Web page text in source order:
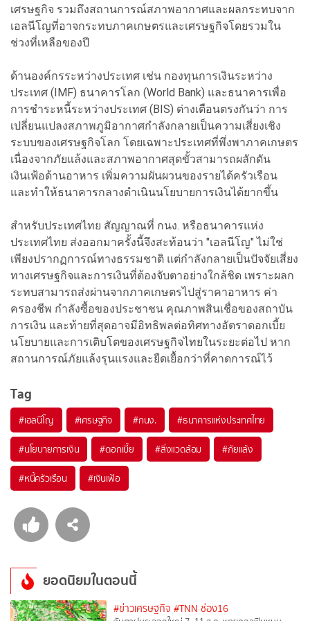
เศรษฐกิจ รวมถึงสถานการณ์สภาพอากาศและผลกระทบจาก
เอลนีโญที่อาจกระทบภาคเกษตรและเศรษฐกิจโดยรวมใน
ช่วงที่เหลือของปี
ด้านองค์กรระหว่างประเทศ เช่น กองทุนการเงินระหว่าง
ประเทศ (IMF) ธนาคารโลก (World Bank) และธนาคารเพื่อ
การชำระหนี้ระหว่างประเทศ (BIS) ต่างเตือนตรงกันว่า การ
เปลี่ยนแปลงสภาพภูมิอากาศกำลังกลายเป็นความเสี่ยงเชิง
ระบบของเศรษฐกิจโลก โดยเฉพาะประเทศที่พึ่งพาภาคเกษตร
เนื่องจากภัยแล้งและสภาพอากาศสุดขั้วสามารถผลักดัน
เงินเฟ้อด้านอาหาร เพิ่มความผันผวนของรายได้ครัวเรือน
และทำให้ธนาคารกลางดำเนินนโยบายการเงินได้ยากขึ้น
สำหรับประเทศไทย สัญญาณที่ กนง. หรือธนาคารแห่ง
ประเทศไทย ส่งออกมาครั้งนี้จึงสะท้อนว่า "เอลนีโญ" ไม่ใช่
เพียงปรากฏการณ์ทางธรรมชาติ แต่กำลังกลายเป็นปัจจัยเสี่ยง
ทางเศรษฐกิจและการเงินที่ต้องจับตาอย่างใกล้ชิด เพราะผลก
ระทบสามารถส่งผ่านจากภาคเกษตรไปสู่ราคาอาหาร ค่า
ครองชีพ กำลังซื้อของประชาชน คุณภาพสินเชื่อของสถาบัน
การเงิน และท้ายที่สุดอาจมีอิทธิพลต่อทิศทางอัตราดอกเบี้ย
นโยบายและการเติบโตของเศรษฐกิจไทยในระยะต่อไป หาก
สถานการณ์ภัยแล้งรุนแรงและยืดเยื้อกว่าที่คาดการณ์ไว้
Tag
#เอลนีโญ #เศรษฐกิจ #กนง. #ธนาคารแห่งประเทศไทย
#นโยบายการเงิน #ดอกเบี้ย #สิ่งแวดล้อม #ภัยแล้ง
#หนี้ครัวเรือน #เงินเฟ้อ
ยอดนิยมในตอนนี้
#ข่าวเศรษฐกิจ #TNN ช่อง16